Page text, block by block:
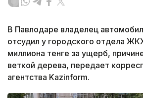
В Павлодаре владелец
отсудил у городского отдела
миллиона тенге за ущерб,
веткой дерева, передает
агентства Kazinform.